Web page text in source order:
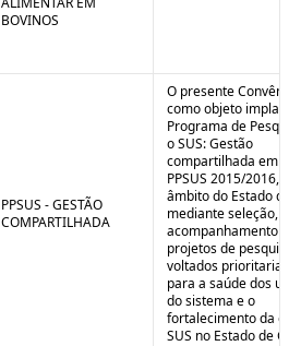
BOVINOS
PPSUS - GESTÃO
COMPARTILHADA
O presente
como objeto
Programa de
o SUS: Gestão
compartilhada em
PPSUS 2015/2016,
âmbito do Estado
mediante seleção,
acompanhamento
projetos de
voltados
para a saúde dos
do sistema e o
fortalecimento da
SUS no Estado de